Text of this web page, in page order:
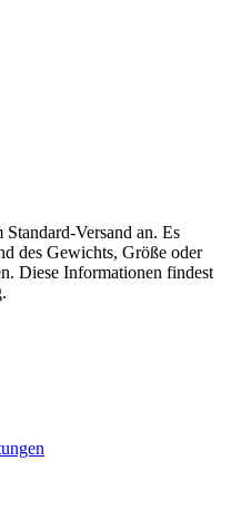
Versand an. Es
des Gewichts, Größe oder
Diese Informationen findest